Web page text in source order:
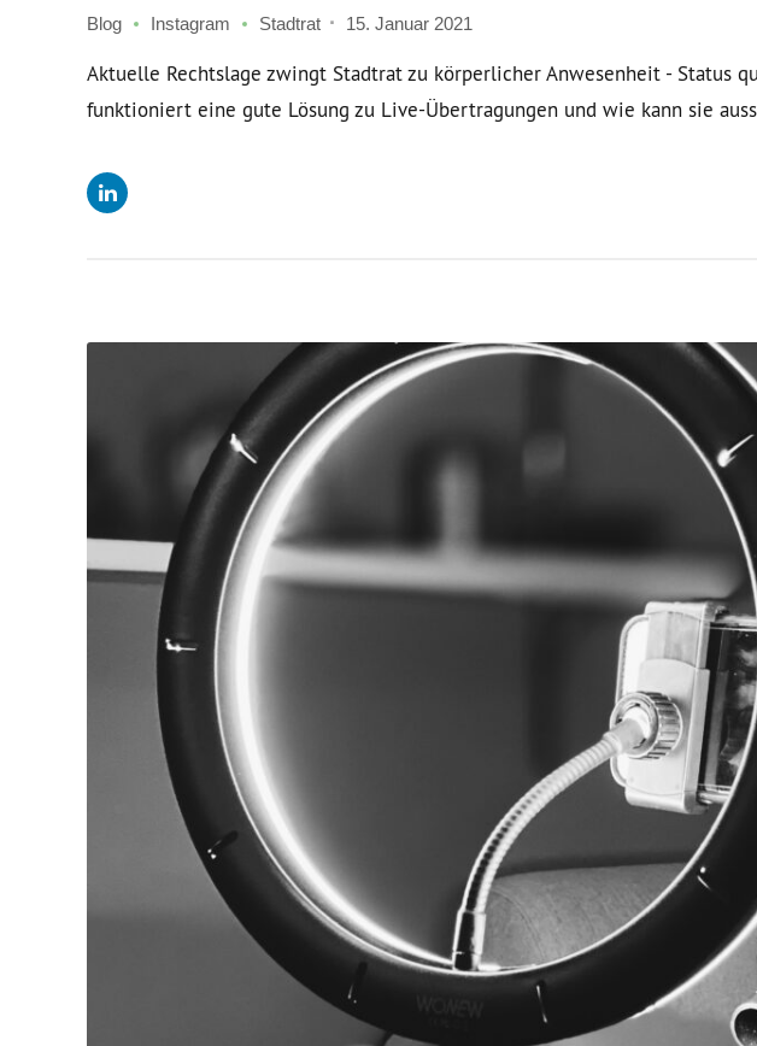
Blog Instagram Stadtrat 15. Januar 2021
Aktuelle Rechtslage zwingt Stadtrat zu körperlicher Anwesenheit - Status
funktioniert eine gute Lösung zu Live-Übertragungen und wie kann sie